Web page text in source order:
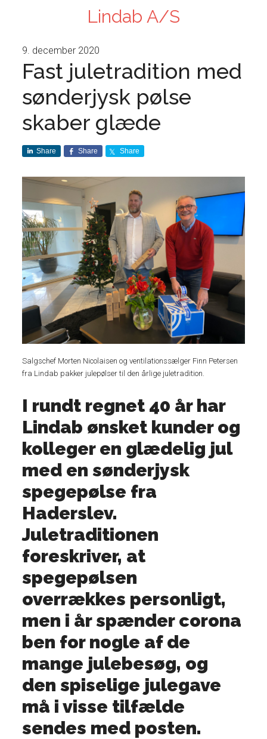
Lindab A/S
9. december 2020
Fast juletradition med
sønderjysk pølse
skaber glæde
Share Share Share
Salgschef Morten Nicolaisen og ventilationssælger Finn Petersen
fra Lindab pakker julepølser til den årlige juletradition.
I rundt regnet 40 år har
Lindab ønsket kunder og
kolleger en glædelig jul
med en sønderjysk
spegepølse fra
Haderslev.
Juletraditionen
foreskriver, at
spegepølsen
overrækkes personligt,
men i år spænder corona
ben for nogle af de
mange julebesøg, og
den spiselige julegave
må i visse tilfælde
sendes med posten.